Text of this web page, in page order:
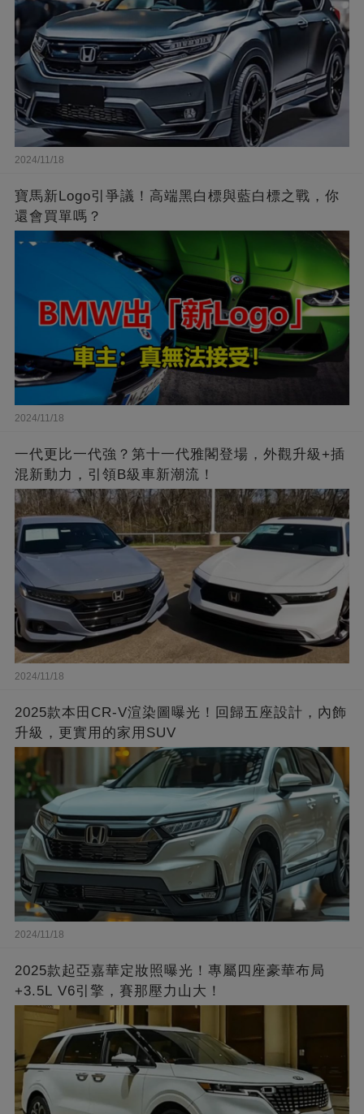
2024/11/18
寶馬新Logo引爭議！高端黑白標與藍白標之戰，你
還會買單嗎？
2024/11/18
一代更比一代強？第十一代雅閣登場，外觀升級+插
混新動力，引領B級車新潮流！
2024/11/18
2025款本田CR-V渲染圖曝光！回歸五座設計，內飾
升級，更實用的家用SUV
2024/11/18
2025款起亞嘉華定妝照曝光！專屬四座豪華布局
+3.5L V6引擎，賽那壓力山大！